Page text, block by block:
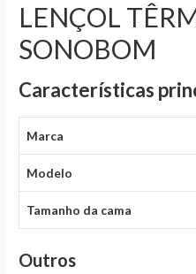
LENÇOL
SONOBOM
Características
Marca
Modelo
Tamanho da cama
Outros